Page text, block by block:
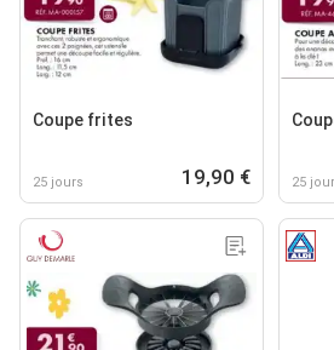
Coupe frites
25 jours 19,90 € 25